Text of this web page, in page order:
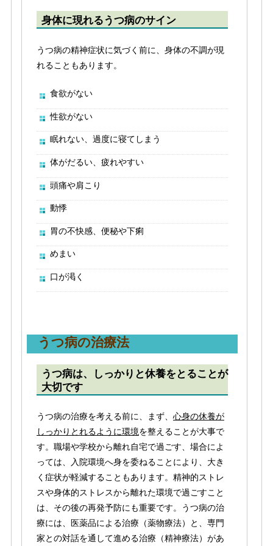
身体に現れるうつ病のサイン
うつ病の精神症状に気づく前に、身体の不調が現
れることもあります。
食欲がない
性欲がない
眠れない、過度に寝てしまう
体がだるい、疲れやすい
頭痛や肩こり
動悸
胃の不快感、便秘や下痢
めまい
口が渇く
うつ病の治療法
うつ病は、しっかりと休養をとることが
大切です
うつ病の治療を考える前に、まず、 心身の休養が
しっかりとれるように環境を整えることが大事で
す。職場や学校から離れ自宅で過ごす、場合によ
っては、入院環境へ身を委ねることにより、大き
く症状が軽減することもあります。精神的ストレ
スや身体的ストレスから離れた環境で過ごすこと
は、その後の再発予防にも重要です。うつ病の治
療には、医薬品による治療（薬物療法）と、専門
家との対話を通して進める治療（精神療法）があ